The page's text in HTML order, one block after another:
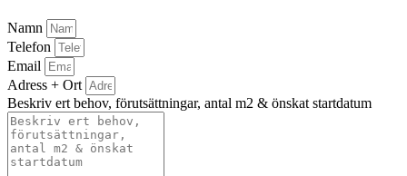
Namn
Telefon
Email
Adress + Ort
Beskriv ert behov, förutsättningar, antal m2 & önskat startdatum